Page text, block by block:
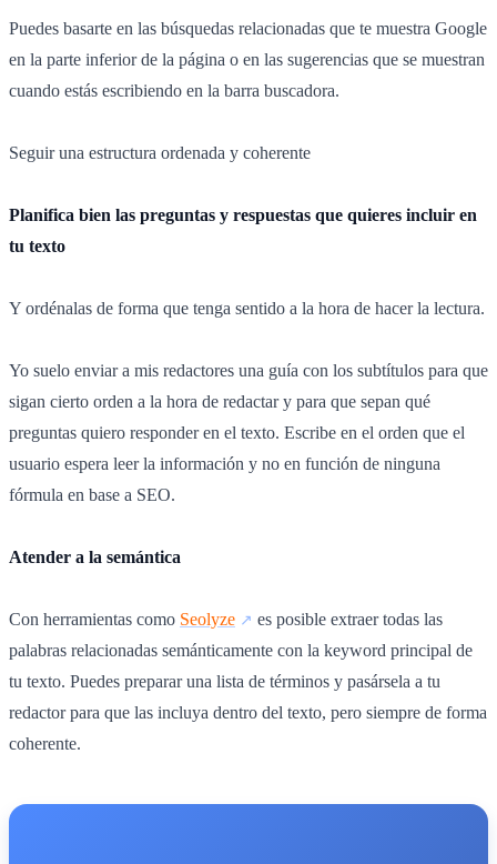
Puedes basarte en las búsquedas relacionadas que te muestra Google
en la parte inferior de la página o en las sugerencias que se muestran
cuando estás escribiendo en la barra buscadora.
Seguir una estructura ordenada y coherente
Planifica bien las preguntas y respuestas que quieres incluir en
tu texto
Y ordénalas de forma que tenga sentido a la hora de hacer la lectura.
Yo suelo enviar a mis redactores una guía con los subtítulos para que
sigan cierto orden a la hora de redactar y para que sepan qué
preguntas quiero responder en el texto. Escribe en el orden que el
usuario espera leer la información y no en función de ninguna
fórmula en base a SEO.
Atender a la semántica
Con herramientas como Seolyze
es posible extraer todas las
palabras relacionadas semánticamente con la keyword principal de
tu texto. Puedes preparar una lista de términos y pasársela a tu
redactor para que las incluya dentro del texto, pero siempre de forma
coherente.